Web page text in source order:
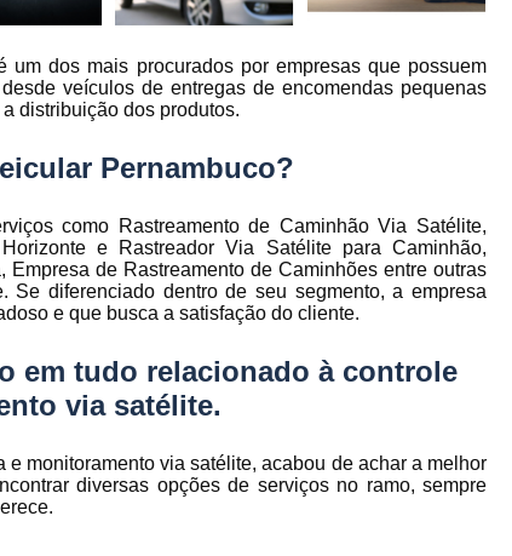
Sistema de Fadiga
Empresa de Rastreadores de Veiculos
Empresa de Rastreamento de Moto
Empresa de Rastreamento por
Empresa
Gerenciamento de Frota Belo
Gerenciamento de Frota de
Gerenciamento de Frota de Empresas
Gerenciamento
Gerenciamento de Frota
Gerenciamento de Frota para
dos mais procurados por empresas que possuem
veículos de entregas de encomendas pequenas
distribuição dos produtos.
Pernambuco?
como Rastreamento de Caminhão Via Satélite,
e Rastreador Via Satélite para Caminhão,
de Rastreamento de Caminhões entre outras
diferenciado dentro de seu segmento, a empresa
e que busca a satisfação do cliente.
em tudo relacionado à controle
via satélite.
monitoramento via satélite, acabou de achar a melhor
diversas opções de serviços no ramo, sempre